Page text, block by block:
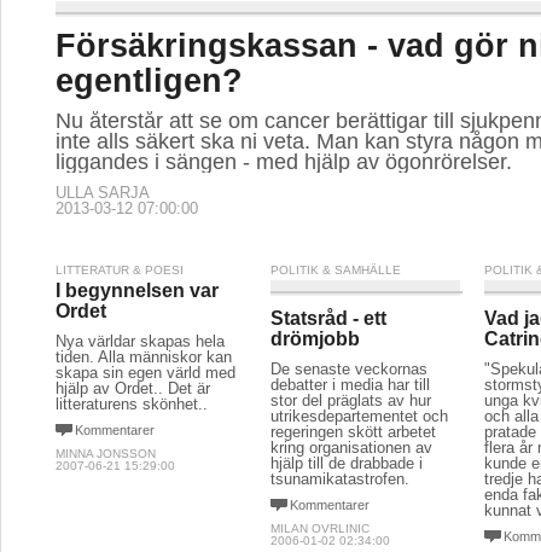
Försäkringskassan - vad gör
egentligen?
Nu återstår att se om cancer berättigar till
inte alls säkert ska ni veta. Man kan styra någon
liggandes i sängen - med hjälp av ögonrörelser.
ULLA SARJA
2013-03-12 07:00:00
LITTERATUR & POESI
I begynnelsen var
Ordet
Nya världar skapas hela
tiden. Alla människor kan
skapa sin egen värld med
hjälp av Ordet.. Det är
litteraturens skönhet..
Kommentarer
MINNA JONSSON
2007-06-21 15:29:00
POLITIK & SAMHÄLLE
Statsråd - ett
drömjobb
De senaste veckornas
debatter i media har till
stor del präglats av hur
utrikesdepartementet och
regeringen skött arbetet
kring organisationen av
hjälp till de drabbade i
tsunamikatastrofen.
Kommentarer
MILAN OVRLINIC
2006-01-02 02:34:00
POLITIK
Vad
unga
och
pratade
flera år
kunde
tredje
enda
kunnat